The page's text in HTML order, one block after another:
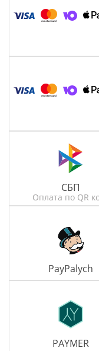
СБП
Оплата по QR
PayPalych
PAYMER